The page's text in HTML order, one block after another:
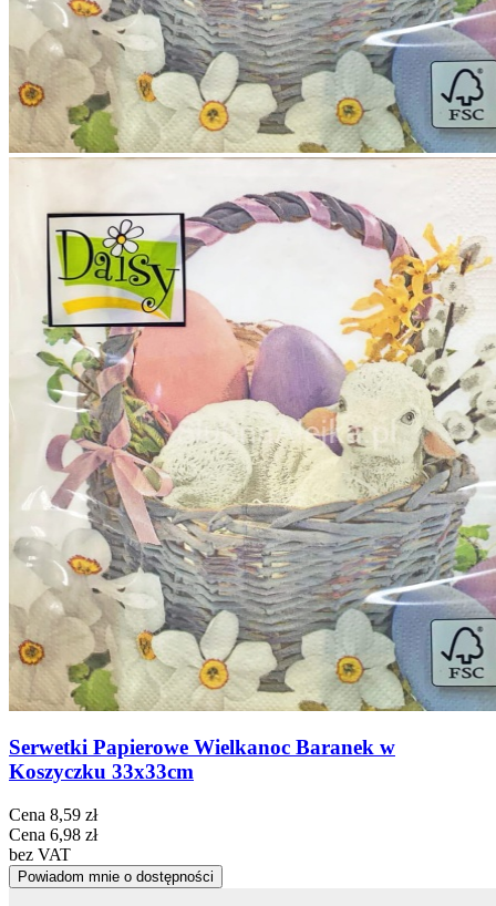
Serwetki Papierowe Wielkanoc Baranek w
Koszyczku 33x33cm
Cena 8,59 zł
Cena 6,98 zł
bez VAT
Powiadom mnie o dostępności